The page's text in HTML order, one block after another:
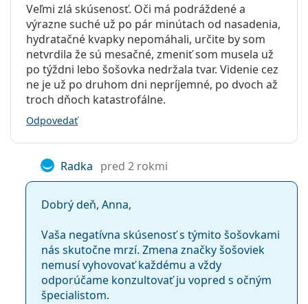
Veľmi zlá skúsenosť. Oči má podráždené a
výrazne suché už po pár minútach od nasadenia,
hydratačné kvapky nepomáhali, určite by som
netvrdila že sú mesačné, zmeniť som musela už
po týždni lebo šošovka nedržala tvar. Videnie cez
ne je už po druhom dni nepríjemné, po dvoch až
troch dňoch katastrofálne.
Odpovedať
Radka pred 2 rokmi
Dobrý deň, Anna,
Vaša negatívna skúsenosť s týmito šošovkami
nás skutočne mrzí. Zmena značky šošoviek
nemusí vyhovovať každému a vždy
odporúčame konzultovať ju vopred s očným
špecialistom.